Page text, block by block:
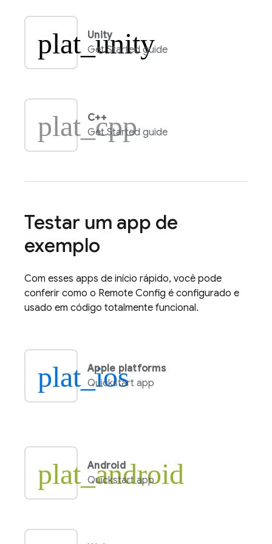
plat_unity
Unity
Get Started guide
plat_cpp
C++
Get Started guide
Testar um app de
exemplo
Com esses apps de início rápido, você pode
conferir como o Remote Config é configurado e
usado em código totalmente funcional.
plat_ios
Apple platforms
Quickstart app
plat_android
Android
Quickstart app